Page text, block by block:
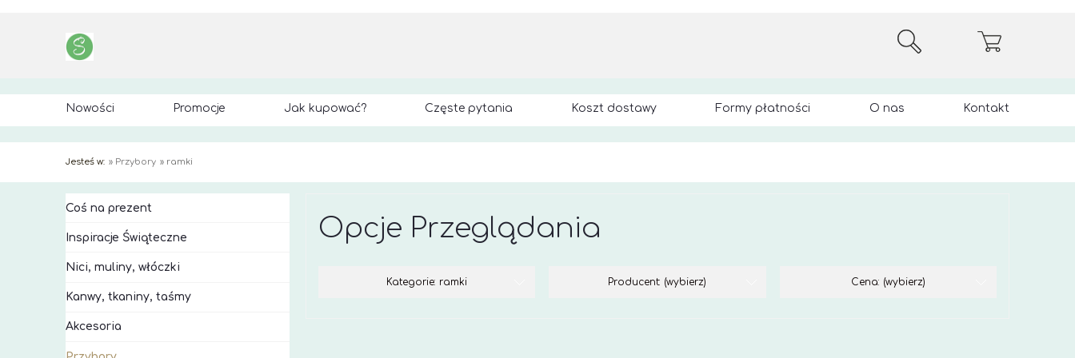
Nowości Promocje Jak kupować? Częste pytania Koszt dostawy Formy płatności O nas Kontakt
Jesteś w: » Przybory » ramki
Coś na prezent
Inspiracje Świąteczne
Nici, muliny, włóczki
Kanwy, tkaniny, taśmy
Akcesoria
Opcje Przeglądania
Kategorie: ramki Producent: (wybierz) Cena: (wybierz)